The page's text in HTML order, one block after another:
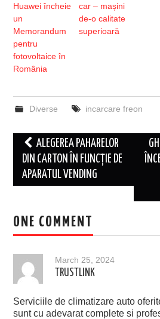
Huawei încheie
un
Memorandum
pentru
fotovoltaice în
România
car – mașini
de-o calitate
superioară
Diverse incarcare freon
Post
navigation
ALEGEREA PAHARELOR
DIN CARTON ÎN FUNCȚIE DE
APARATUL VENDING
ONE COMMENT
March 25, 2024
TRUSTLINK
Serviciile de climatizare auto
sunt cu adevarat complete si